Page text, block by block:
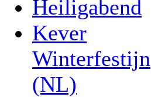
Heiligabend
Kever
Winterfestijn
(NL)